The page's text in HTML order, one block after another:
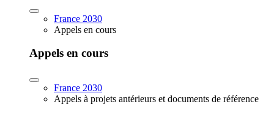
France 2030
Appels en cours
Appels en cours
France 2030
Appels à projets antérieurs et documents de référence